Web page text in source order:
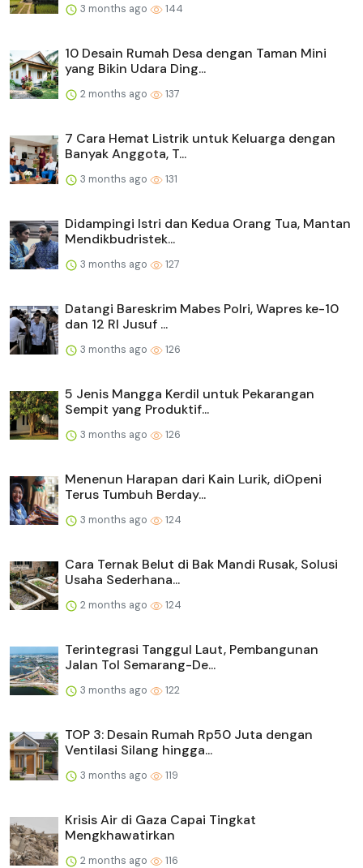
3 months ago 144
10 Desain Rumah Desa dengan Taman Mini
yang Bikin Udara Ding...
2 months ago 137
7 Cara Hemat Listrik untuk Keluarga dengan
Banyak Anggota, T...
3 months ago 131
Didampingi Istri dan Kedua Orang Tua, Mantan
Mendikbudristek...
3 months ago 127
Datangi Bareskrim Mabes Polri, Wapres ke-10
dan 12 RI Jusuf ...
3 months ago 126
5 Jenis Mangga Kerdil untuk Pekarangan
Sempit yang Produktif...
3 months ago 126
Menenun Harapan dari Kain Lurik, diOpeni
Terus Tumbuh Berday...
3 months ago 124
Cara Ternak Belut di Bak Mandi Rusak, Solusi
Usaha Sederhana...
2 months ago 124
Terintegrasi Tanggul Laut, Pembangunan
Jalan Tol Semarang-De...
3 months ago 122
TOP 3: Desain Rumah Rp50 Juta dengan
Ventilasi Silang hingga...
3 months ago 119
Krisis Air di Gaza Capai Tingkat
Mengkhawatirkan
2 months ago 116